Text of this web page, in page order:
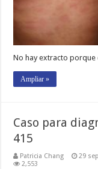
No hay extracto
Ampliar »
Caso para
415
Patricia Chang 29
2,553